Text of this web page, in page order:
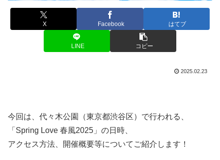
X Facebook はてブ
LINE コピー
2025.02.23
今回は、代々木公園（東京都渋谷区）で行われる、
「Spring Love 春風2025」の日時、
アクセス方法、開催概要等についてご紹介します！